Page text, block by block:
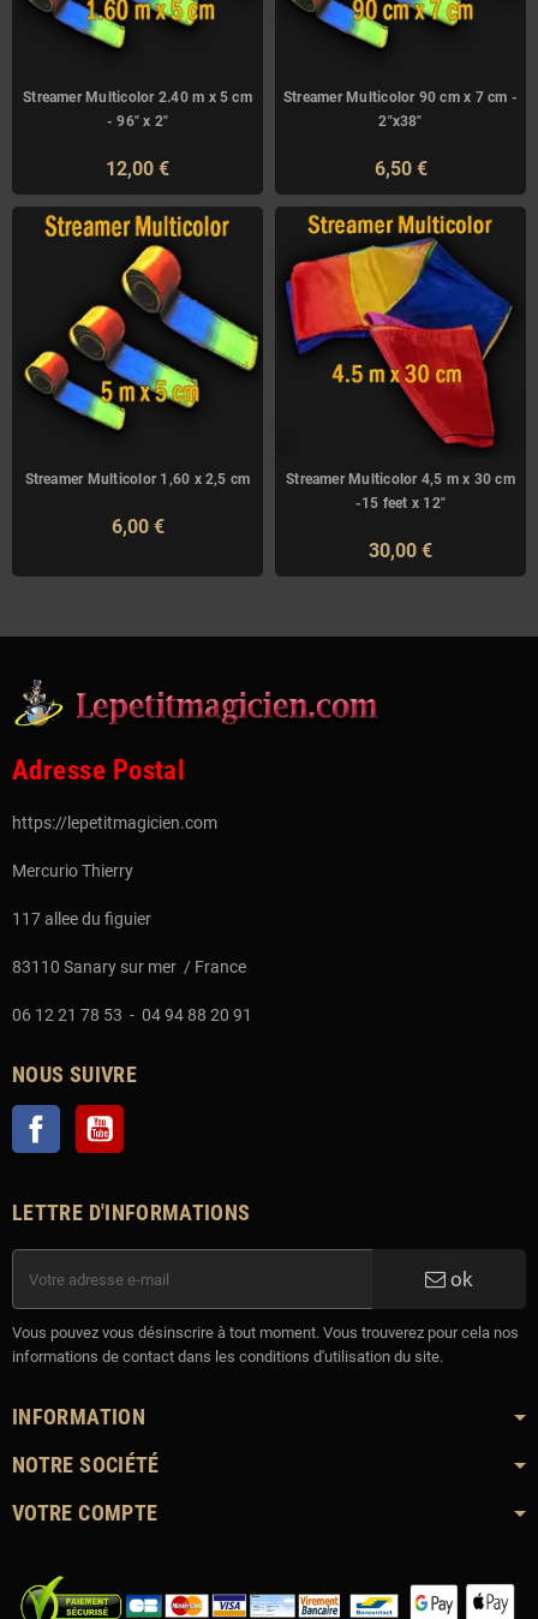
Streamer Multicolor 2.40 m x 5 cm
- 96" x 2"
12,00 €
Streamer Multicolor 90 cm x 7 cm -
2"x38"
6,50 €
Streamer Multicolor 1,60 x 2,5 cm
6,00 €
Streamer Multicolor 4,5 m x 30 cm
-15 feet x 12"
30,00 €
Adresse Postal
https://lepetitmagicien.com
Mercurio Thierry
117 allee du figuier
83110 Sanary sur mer / France
06 12 21 78 53 - 04 94 88 20 91
NOUS SUIVRE
Facebook
LETTRE D'INFORMATIONS
ok
Vous pouvez vous désinscrire à tout moment. Vous trouverez pour cela nos
informations de contact dans les conditions d'utilisation du site.
INFORMATION
NOTRE SOCIÉTÉ
VOTRE COMPTE